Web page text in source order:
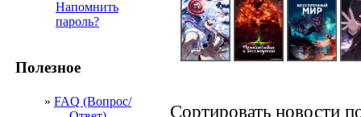
Напомнить
пароль?
Полезное
» FAQ (Вопрос/
Сортировать новости